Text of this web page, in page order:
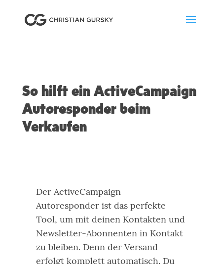
So hilft ein ActiveCampaign
Autoresponder beim
Verkaufen
Der ActiveCampaign
Autoresponder ist das perfekte
Tool, um mit deinen Kontakten und
Newsletter-Abonnenten in Kontakt
zu bleiben. Denn der Versand
erfolgt komplett automatisch. Du